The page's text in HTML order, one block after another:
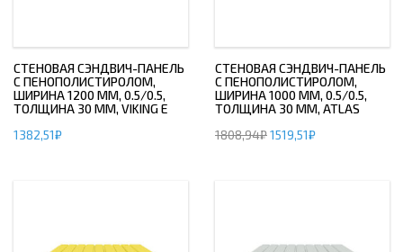
СТЕНОВАЯ СЭНДВИЧ-ПАНЕЛЬ
С ПЕНОПОЛИСТИРОЛОМ,
ШИРИНА 1200 ММ, 0.5/0.5,
ТОЛЩИНА 30 ММ, VIKING E
1382,51₽
СТЕНОВАЯ СЭНДВИЧ-ПАНЕЛЬ
С ПЕНОПОЛИСТИРОЛОМ,
ШИРИНА 1000 ММ, 0.5/0.5,
ТОЛЩИНА 30 ММ, ATLAS
1808,94₽1519,51₽